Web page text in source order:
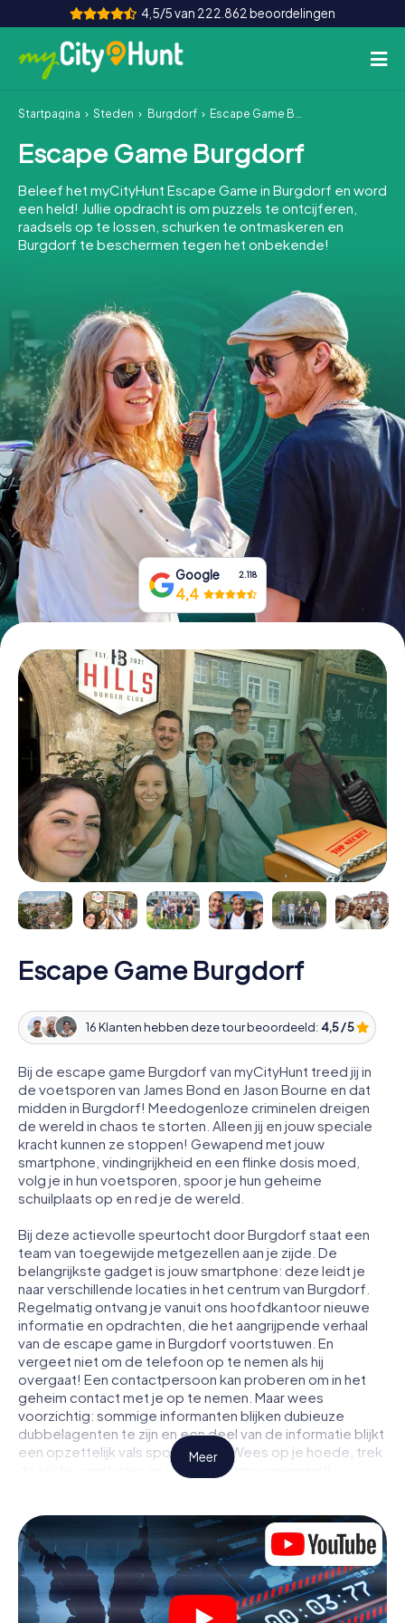
4,5/5 van 222.862 beoordelingen
Hoe het werkt
Steden
Tours
Teamevenement
INT AT CH
DE
ES
FR UK
IE
IT
NL
Boek tickets
Koop cadeaubonnen
Startpagina Steden Burgdorf Escape Game Burgdorf
Escape Game Burgdorf
Beleef het myCityHunt Escape Game in Burgdorf en word
een held! Jullie opdracht is om puzzels te ontcijferen,
raadsels op te lossen, schurken te ontmaskeren en
Burgdorf te beschermen tegen het onbekende!
Google 2.118
4,4
Escape Game Burgdorf
16 Klanten hebben deze tour beoordeeld: 4,5 / 5
Bij de escape game Burgdorf van myCityHunt treed jij in
de voetsporen van James Bond en Jason Bourne en dat
midden in Burgdorf! Meedogenloze criminelen dreigen
de wereld in chaos te storten. Alleen jij en jouw speciale
kracht kunnen ze stoppen! Gewapend met jouw
smartphone, vindingrijkheid en een flinke dosis moed,
volg je in hun voetsporen, spoor je hun geheime
schuilplaats op en red je de wereld.
Bij deze actievolle speurtocht door Burgdorf staat een
team van toegewijde metgezellen aan je zijde. De
belangrijkste gadget is jouw smartphone: deze leidt je
naar verschillende locaties in het centrum van Burgdorf.
Regelmatig ontvang je vanuit ons hoofdkantoor nieuwe
informatie en opdrachten, die het aangrijpende verhaal
van de escape game in Burgdorf voortstuwen. En
vergeet niet om de telefoon op te nemen als hij
overgaat! Een contactpersoon kan proberen om in het
geheim contact met je op te nemen. Maar wees
voorzichtig: sommige informanten blijken dubieuze
dubbelagenten te zijn en een deel van de informatie blijkt
een opzettelijk vals spoor te zijn. Wees op je hoede, trek
de juiste conclusies en vooral: vertrouw niemand!
niet opgesloten in een kamer waaruit je jezelf binnen een
bepaald tijdvenster moet bevrijden. Met deze
speurtocht met een smartphone wordt heel Burgdorf
jouw speelveld! De technische voorwaarden voor jouw
avontuur in Burgdorf zijn een smartphone en toegang tot
het mobiel internet. Met één klik krijg jij toegang tot onze
Meer